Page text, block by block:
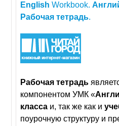
English Workbook.
Рабочая тетрадь.
Рабочая тетрадь
компонентом УМК «
класса и, так же как и
поурочную структуру и